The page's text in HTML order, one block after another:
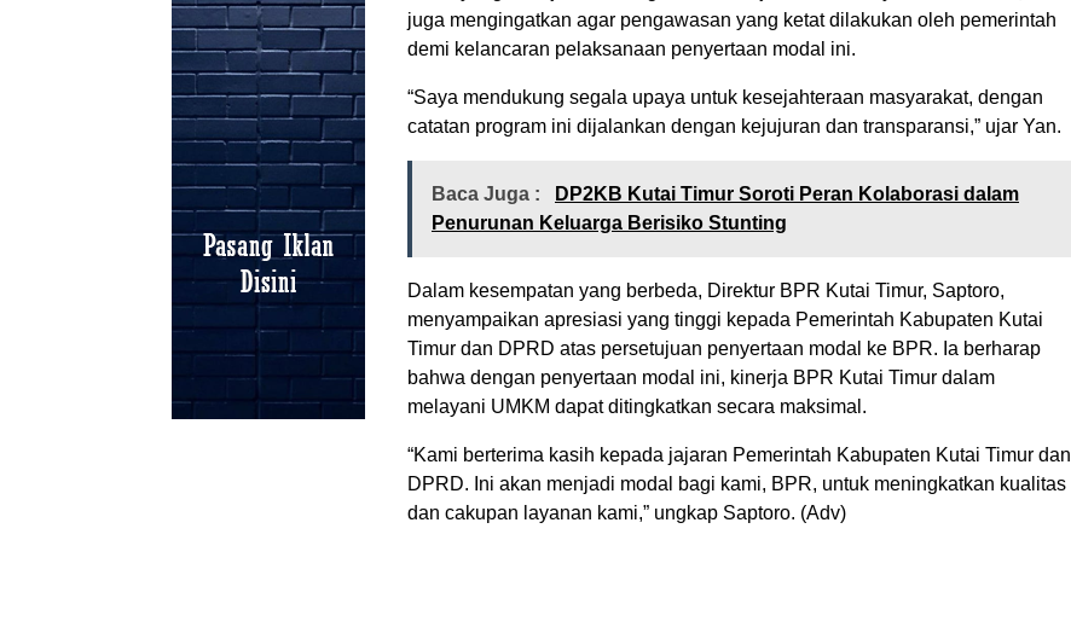
juga mengingatkan agar pengawasan yang ketat dilakukan oleh pemerintah
demi kelancaran pelaksanaan penyertaan modal ini.
“Saya mendukung segala upaya untuk kesejahteraan masyarakat, dengan
catatan program ini dijalankan dengan kejujuran dan transparansi,” ujar Yan.
Baca Juga :
DP2KB Kutai Timur Soroti Peran Kolaborasi dalam
Penurunan Keluarga Berisiko Stunting
Dalam kesempatan yang berbeda, Direktur BPR Kutai Timur, Saptoro,
menyampaikan apresiasi yang tinggi kepada Pemerintah Kabupaten Kutai
Timur dan DPRD atas persetujuan penyertaan modal ke BPR. Ia berharap
bahwa dengan penyertaan modal ini, kinerja BPR Kutai Timur dalam
melayani UMKM dapat ditingkatkan secara maksimal.
“Kami berterima kasih kepada jajaran Pemerintah Kabupaten Kutai Timur dan
DPRD. Ini akan menjadi modal bagi kami, BPR, untuk meningkatkan kualitas
dan cakupan layanan kami,” ungkap Saptoro. (Adv)